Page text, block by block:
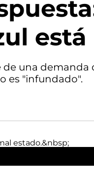
de una
es "infundado".